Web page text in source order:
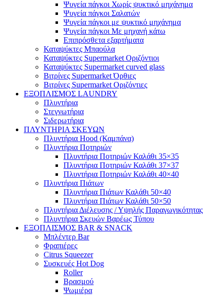
Ψυγεία πάγκοι Χωρίς ψυκτικό μηχάνημα
Ψυγεία πάγκοι Σαλατών
Ψυγεία πάγκοι με ψυκτικό μηχάνημα
Ψυγεία πάγκοι Με μηχανή κάτω
Επιπρόσθετα εξαρτήματα
Καταψύκτες Μπαούλα
Καταψύκτες Supermarket Οριζόντιοι
Καταψύκτες Supermarket curved glass
Βιτρίνες Supermarket Όρθιες
Βιτρίνες Supermarket Οριζόντιες
ΕΞΟΠΛΙΣΜΟΣ LAUNDRY
Πλυντήρια
Στεγνωτήρια
Σιδερωτήρια
ΠΛΥΝΤΗΡΙΑ ΣΚΕΥΩΝ
Πλυντήρια Hood (Καμπάνα)
Πλυντήρια Ποτηριών
Πλυντήρια Ποτηριών Καλάθι 35×35
Πλυντήρια Ποτηριών Καλάθι 37×37
Πλυντήρια Ποτηριών Καλάθι 40×40
Πλυντήρια Πιάτων
Πλυντήρια Πιάτων Καλάθι 50×40
Πλυντήρια Πιάτων Καλάθι 50×50
Πλυντήρια Διέλευσης / Υψηλής Παραγωγικότητας
Πλυντήρια Σκευών Βαρέως Τύπου
ΕΞΟΠΛΙΣΜΟΣ BAR & SNACK
Μπλέντερ Bar
Φραπιέρες
Citrus Squeezer
Συσκευές Hot Dog
Roller
Βρασμού
Ψωμιέρα